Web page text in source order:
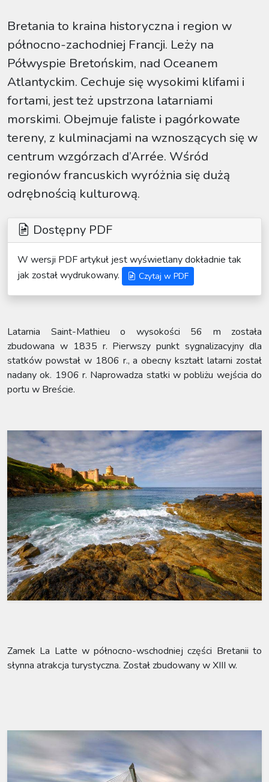
Bretania to kraina historyczna i region w
północno-zachodniej Francji. Leży na
Półwyspie Bretońskim, nad Oceanem
Atlantyckim. Cechuje się wysokimi klifami i
fortami, jest też upstrzona latarniami
morskimi. Obejmuje faliste i pagórkowate
tereny, z kulminacjami na wznoszących się w
centrum wzgórzach d’Arrée. Wśród
regionów francuskich wyróżnia się dużą
odrębnością kulturową.
Dostępny PDF
W wersji PDF artykuł jest wyświetlany dokładnie tak
jak został wydrukowany.
Czytaj w PDF
Latarnia Saint-Mathieu o wysokości 56 m została
zbudowana w 1835 r. Pierwszy punkt sygnalizacyjny dla
statków powstał w 1806 r., a obecny kształt latarni został
nadany ok. 1906 r. Naprowadza statki w pobliżu wejścia do
portu w Breście.
Zamek La Latte w północno-wschodniej części Bretanii to
słynna atrakcja turystyczna. Został zbudowany w XIII w.